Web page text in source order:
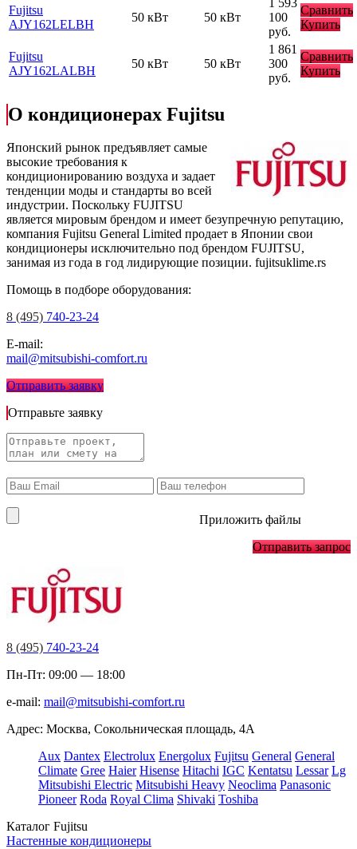
Fujitsu
AJY162LELBH
50 кВт 50 кВт
100
руб.
Сравнить
Купить
Fujitsu
AJY162LALBH
50 кВт 50 кВт
1 861
300
руб.
Сравнить
Купить
О кондиционерах Fujitsu
Японский рынок предъявляет самые
высокие требования к
кондиционированию воздуха и задает
тенденции моды и стандарты во всей
индустрии. Поскольку FUJITSU
является мировым брендом и имеет безупречную репутацию,
компания Fujitsu General Limited продает в Японии свои
кондиционеры исключительно под брендом FUJITSU,
занимая из года в год лидирующие позиции. fujitsuklime.rs
Помощь в подборе оборудования:
8 (495) 740-23-24
E-mail:
mail@mitsubishi-comfort.ru
Отправить заявку
Отправьте заявку
Приложить файлы
Отправить запрос
8 (495) 740-23-24
Пн-Пт: 09:00 — 18:00
e-mail: mail@mitsubishi-comfort.ru
Адрес: Москва, Сокольническая площадь, 4А
Aux Dantex Electrolux Energolux Fujitsu General General
Climate Gree Haier Hisense Hitachi IGC Kentatsu Lessar Lg
Mitsubishi Electric Mitsubishi Heavy Neoclima Panasonic
Pioneer Roda Royal Clima Shivaki Toshiba
Каталог Fujitsu
Настенные кондиционеры